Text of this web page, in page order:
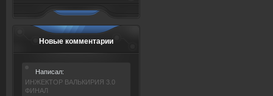
Новые комментарии
Написал:
ИНЖЕКТОР ВАЛЬКИРИЯ 3.0
ФИНАЛ